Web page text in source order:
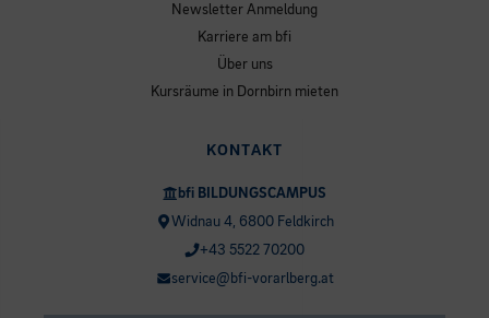
Newsletter Anmeldung
Karriere am bfi
Über uns
Kursräume in Dornbirn mieten
KONTAKT
bfi BILDUNGSCAMPUS
Widnau 4, 6800 Feldkirch
+43 5522 70200
service@bfi-vorarlberg.at